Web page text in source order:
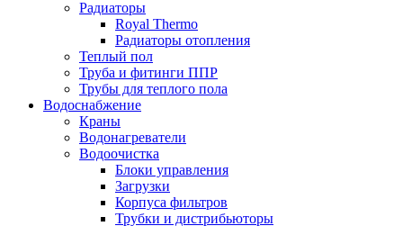
Радиаторы
Royal Thermo
Радиаторы отопления
Теплый пол
Труба и фитинги ППР
Трубы для теплого пола
Водоснабжение
Краны
Водонагреватели
Водоочистка
Блоки управления
Загрузки
Корпуса фильтров
Трубки и дистрибьюторы